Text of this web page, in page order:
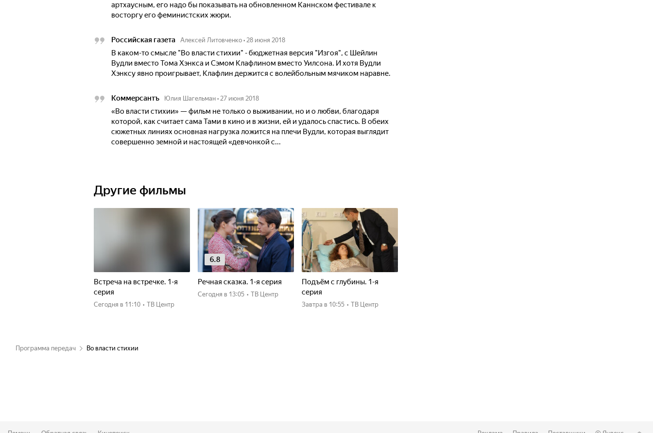
артхаусным, его надо бы показывать на обновленном Каннском фестивале к
восторгу его феминистских жюри.
Российская газета Алексей Литовченко • 28 июня 2018
В каком-то смысле "Во власти стихии" - бюджетная версия "Изгоя", с Шейлин
Вудли вместо Тома Хэнкса и Сэмом Клафлином вместо Уилсона. И хотя Вудли
Хэнксу явно проигрывает, Клафлин держится с волейбольным мячиком наравне.
Коммерсантъ Юлия Шагельман • 27 июня 2018
«Во власти стихии» — фильм не только о выживании, но и о любви, благодаря
которой, как считает сама Тами в кино и в жизни, ей и удалось спастись. В обеих
сюжетных линиях основная нагрузка ложится на плечи Вудли, которая выглядит
совершенно земной и настоящей «девчонкой с...
Другие фильмы
Встреча на встречке. 1-я
серия
Сегодня в 11:10 • ТВ Центр
6.8
Речная сказка. 1-я серия
Сегодня в 13:05 • ТВ Центр
Подъём с глубины. 1-я
серия
Завтра в 10:55 • ТВ Центр
Программа передач Во власти стихии